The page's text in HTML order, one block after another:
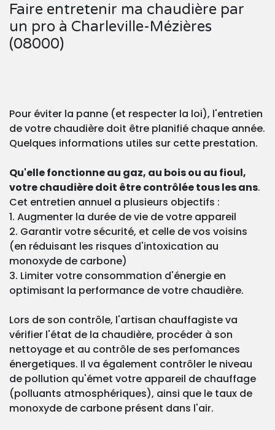
Faire entretenir ma chaudière par
un pro à Charleville-Mézières
(08000)
Pour éviter la panne (et respecter la loi), l'entretien
de votre chaudière doit être planifié chaque année.
Quelques informations utiles sur cette prestation.
Qu'elle fonctionne au gaz, au bois ou au fioul,
votre chaudière doit être contrôlée tous les ans.
Cet entretien annuel a plusieurs objectifs :
1. Augmenter la durée de vie de votre appareil
2. Garantir votre sécurité, et celle de vos voisins
(en réduisant les risques d'intoxication au
monoxyde de carbone)
3. Limiter votre consommation d'énergie en
optimisant la performance de votre chaudière.
Lors de son contrôle, l'artisan chauffagiste va
vérifier l'état de la chaudière, procéder à son
nettoyage et au contrôle de ses perfomances
énergetiques. Il va également contrôler le niveau
de pollution qu'émet votre appareil de chauffage
(polluants atmosphériques), ainsi que le taux de
monoxyde de carbone présent dans l'air.